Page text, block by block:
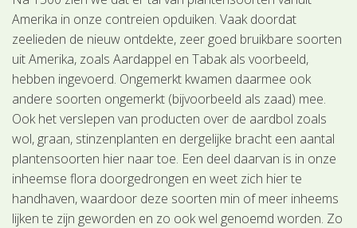
Amerika in onze contreien opduiken. Vaak doordat
zeelieden de nieuw ontdekte, zeer goed bruikbare soorten
uit Amerika, zoals Aardappel en Tabak als voorbeeld,
hebben ingevoerd. Ongemerkt kwamen daarmee ook
andere soorten ongemerkt (bijvoorbeeld als zaad) mee.
Ook het verslepen van producten over de aardbol zoals
wol, graan, stinzenplanten en dergelijke bracht een aantal
plantensoorten hier naar toe. Een deel daarvan is in onze
inheemse flora doorgedrongen en weet zich hier te
handhaven, waardoor deze soorten min of meer inheems
lijken te zijn geworden en zo ook wel genoemd worden. Zo